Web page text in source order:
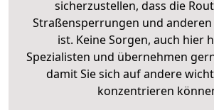
sicherzustellen, dass die
Straßensperrungen und
ist. Keine Sorgen, auch hier
Spezialisten und übernehmen
damit Sie sich auf andere
konzentrieren